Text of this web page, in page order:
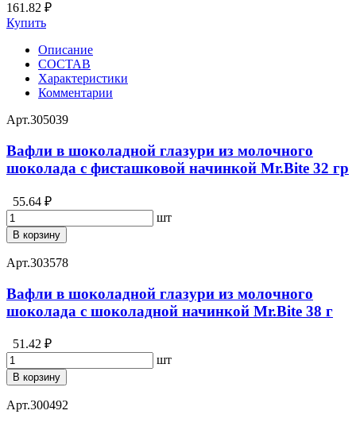
161.82 ₽
Купить
Описание
СОСТАВ
Характеристики
Комментарии
Арт.305039
Вафли в шоколадной глазури из молочного
шоколада с фисташковой начинкой Mr.Bite 32 гр
55.64 ₽
шт
В корзину
Арт.303578
Вафли в шоколадной глазури из молочного
шоколада с шоколадной начинкой Mr.Bite 38 г
51.42 ₽
шт
В корзину
Арт.300492